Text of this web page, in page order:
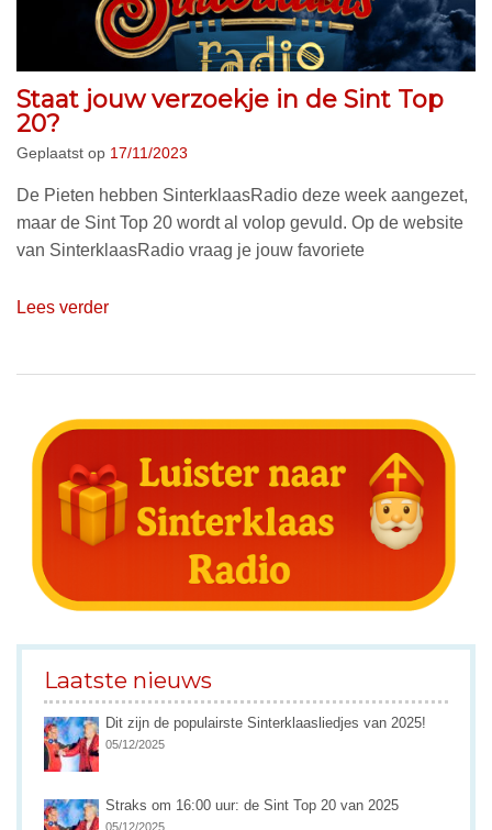
Staat jouw verzoekje in de Sint Top
20?
Geplaatst op 17/11/2023
De Pieten hebben SinterklaasRadio deze week aangezet,
maar de Sint Top 20 wordt al volop gevuld. Op de website
van SinterklaasRadio vraag je jouw favoriete
Lees verder
Laatste nieuws
Dit zijn de populairste Sinterklaasliedjes van 2025!
05/12/2025
Straks om 16:00 uur: de Sint Top 20 van 2025
05/12/2025